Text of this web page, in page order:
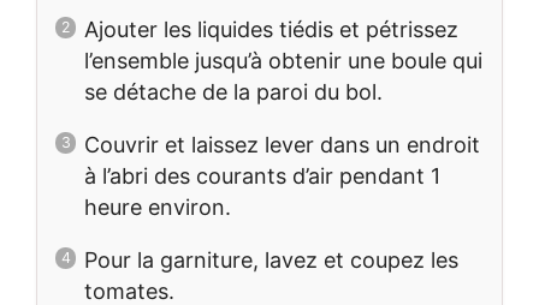
Ajouter les liquides tiédis et pétrissez
l’ensemble jusqu’à obtenir une boule qui
se détache de la paroi du bol.
Couvrir et laissez lever dans un endroit
à l’abri des courants d’air pendant 1
heure environ.
Pour la garniture, lavez et coupez les
tomates.